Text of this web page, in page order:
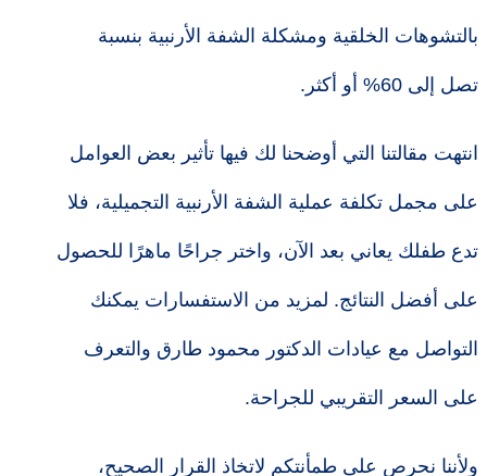
بالتشوهات الخلقية ومشكلة الشفة الأرنبية بنسبة
تصل إلى 60% أو أكثر.
انتهت مقالتنا التي أوضحنا لك فيها تأثير بعض العوامل
على مجمل تكلفة عملية الشفة الأرنبية التجميلية، فلا
تدع طفلك يعاني بعد الآن، واختر جراحًا ماهرًا للحصول
على أفضل النتائج. لمزيد من الاستفسارات يمكنك
التواصل مع عيادات الدكتور محمود طارق والتعرف
على السعر التقريبي للجراحة.
ولأننا نحرص على طمأنتكم لاتخاذ القرار الصحيح،